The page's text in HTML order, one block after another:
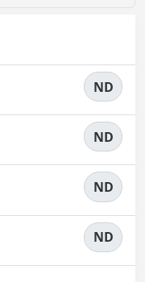
ND
ND
ND
ND